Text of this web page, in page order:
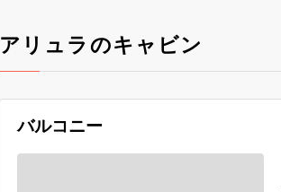
アリュラのキャビン
バルコニー